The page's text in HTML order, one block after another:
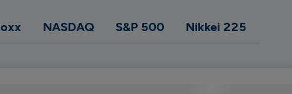
NASDAQ S&P 500 Nikkei 225